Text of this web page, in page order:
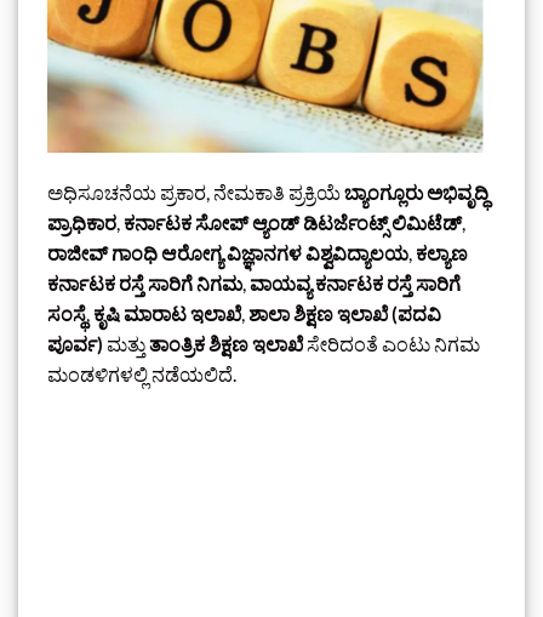
ಅಧಿಸೂಚನೆಯ ಪ್ರಕಾರ, ನೇಮಕಾತಿ ಪ್ರಕ್ರಿಯೆಬ್ಯಾಂಗ್ಲೂರು ಅಭಿವೃದ್ಧಿ
ಪ್ರಾಧಿಕಾರ, ಕರ್ನಾಟಕ ಸೋಪ್ ಆ್ಯಂಡ್ ಡಿಟರ್ಜೆಂಟ್ಸ್ ಲಿಮಿಟೆಡ್,
ರಾಜೀವ್ ಗಾಂಧಿ ಆರೋಗ್ಯ ವಿಜ್ಞಾನಗಳ ವಿಶ್ವವಿದ್ಯಾಲಯ, ಕಲ್ಯಾಣ
ಕರ್ನಾಟಕ ರಸ್ತೆ ಸಾರಿಗೆ ನಿಗಮ, ವಾಯವ್ಯ ಕರ್ನಾಟಕ ರಸ್ತೆ ಸಾರಿಗೆ
ಸಂಸ್ಥೆ, ಕೃಷಿ ಮಾರಾಟ ಇಲಾಖೆ,ಶಾಲಾ ಶಿಕ್ಷಣ ಇಲಾಖೆ (ಪದವಿ
ಪೂರ್ವ) ಮತ್ತುತಾಂತ್ರಿಕ ಶಿಕ್ಷಣ ಇಲಾಖೆಸೇರಿದಂತೆ ಎಂಟು ನಿಗಮ
ಮಂಡಳಿಗಳಲ್ಲಿ ನಡೆಯಲಿದೆ.